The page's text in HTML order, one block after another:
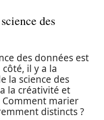
des
des données est
côté, il y a la
la science des
la créativité et
Comment marier
distincts ?